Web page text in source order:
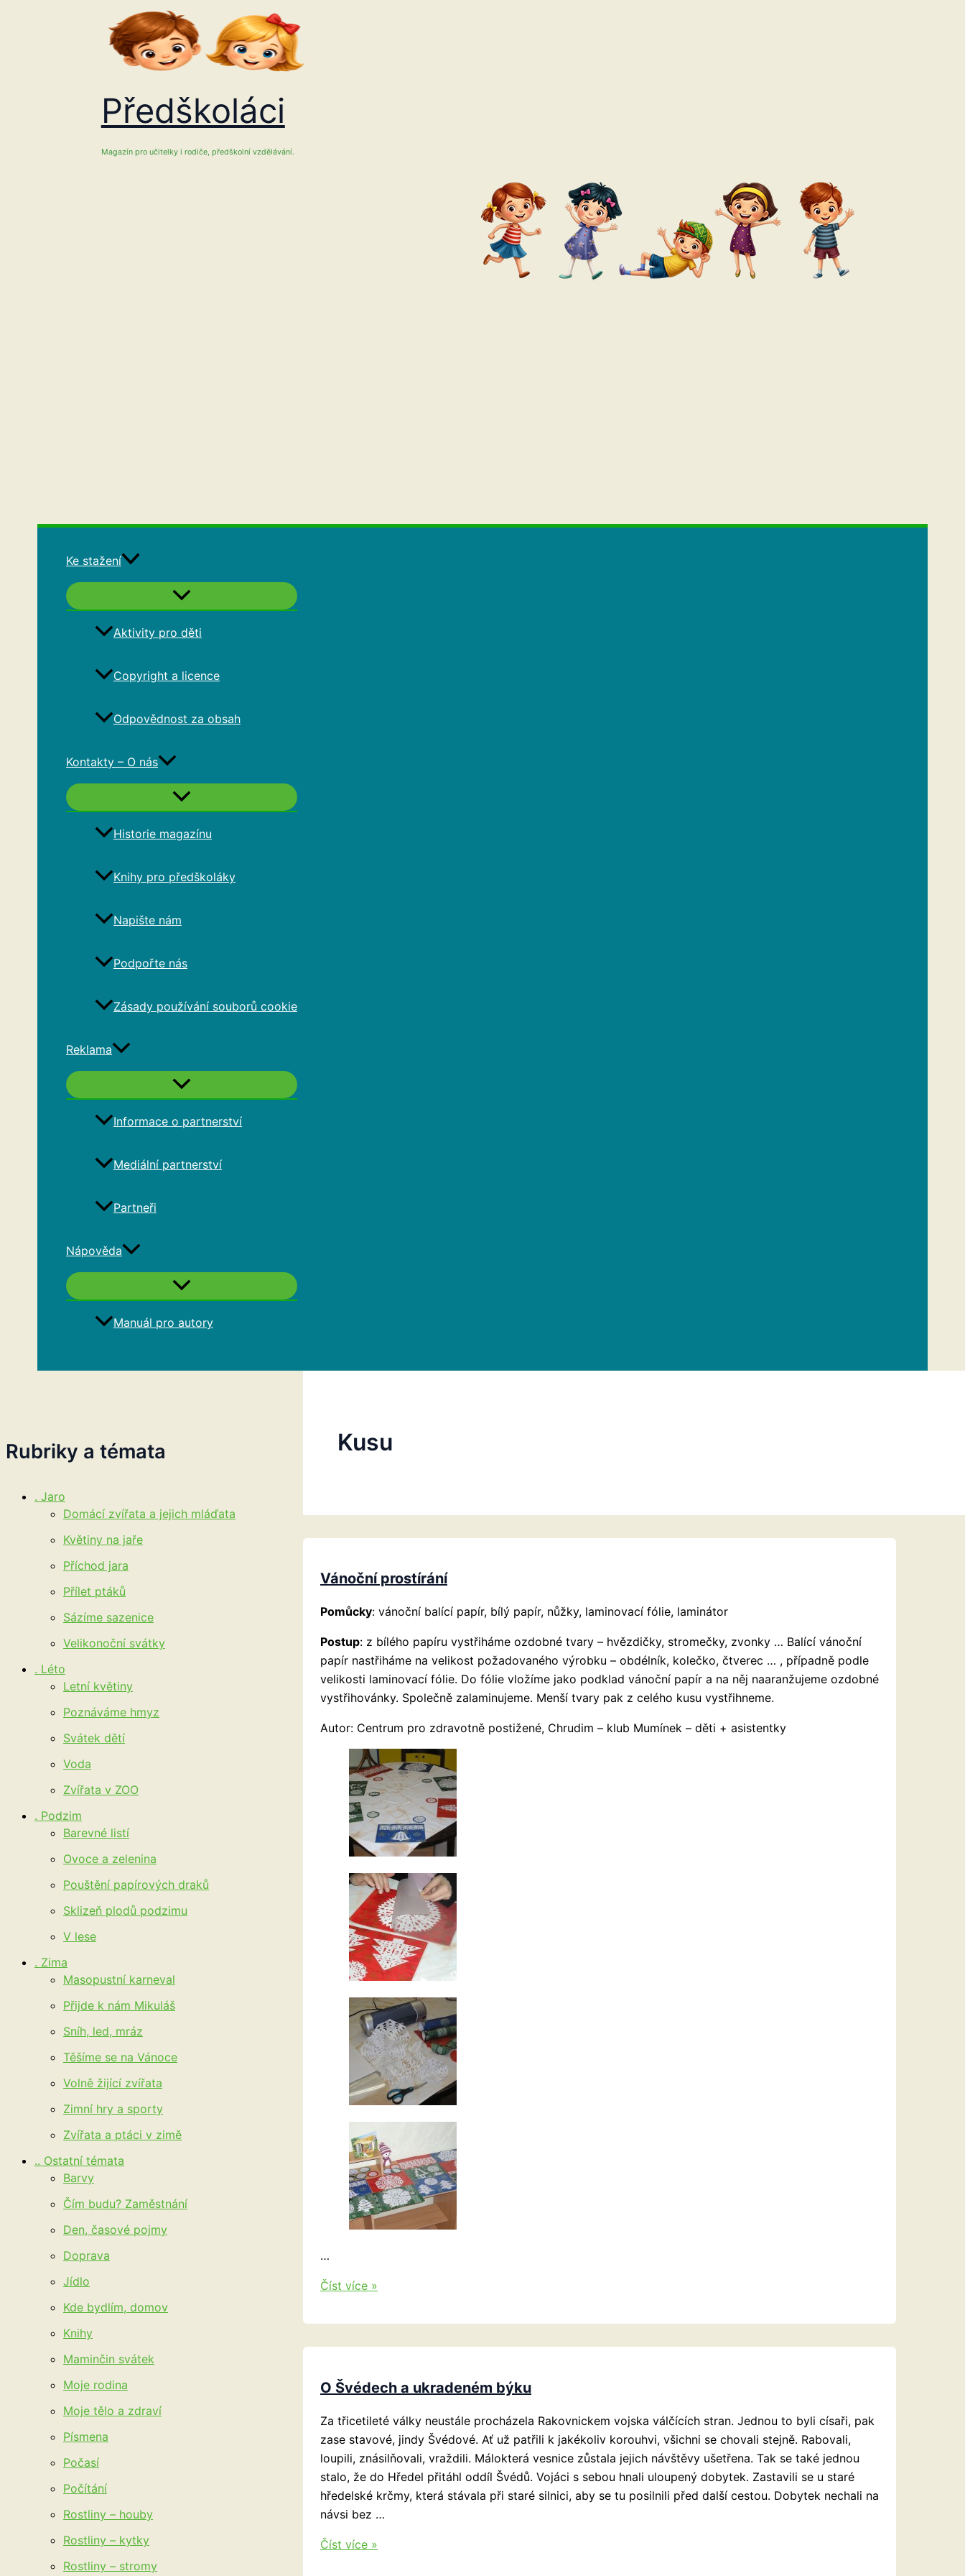
Předškoláci
Magazín pro učitelky i rodiče, předškolní vzdělávání.
Ke stažení
Aktivity pro děti
Copyright a licence
Odpovědnost za obsah
Kontakty – O nás
Historie magazínu
Knihy pro předškoláky
Napište nám
Podpořte nás
Zásady používání souborů cookie
Reklama
Informace o partnerství
Mediální partnerství
Partneři
Nápověda
Manuál pro autory
Rubriky a témata
. Jaro
Domácí zvířata a jejich mláďata
Květiny na jaře
Příchod jara
Přílet ptáků
Sázíme sazenice
Velikonoční svátky
. Léto
Letní květiny
Poznáváme hmyz
Svátek dětí
Voda
Zvířata v ZOO
. Podzim
Barevné listí
Ovoce a zelenina
Pouštění papírových draků
Sklizeň plodů podzimu
V lese
. Zima
Masopustní karneval
Přijde k nám Mikuláš
Sníh, led, mráz
Těšíme se na Vánoce
Volně žijící zvířata
Zimní hry a sporty
Zvířata a ptáci v zimě
.. Ostatní témata
Barvy
Čím budu? Zaměstnání
Den, časové pojmy
Doprava
Jídlo
Kde bydlím, domov
Knihy
Maminčin svátek
Moje rodina
Moje tělo a zdraví
Písmena
Počasí
Počítání
Rostliny – houby
Rostliny – kytky
Rostliny – stromy
Kusu
Vánoční prostírání
Pomůcky: vánoční balící papír, bílý papír, nůžky, laminovací fólie, laminátor
Postup: z bílého papíru vystřiháme ozdobné tvary – hvězdičky, stromečky, zvonky … Balící vánoční
papír nastřiháme na velikost požadovaného výrobku – obdélník, kolečko, čtverec … , případně podle
velikosti laminovací fólie. Do fólie vložíme jako podklad vánoční papír a na něj naaranžujeme ozdobné
vystřihovánky. Společně zalaminujeme. Menší tvary pak z celého kusu vystřihneme.
Autor: Centrum pro zdravotně postižené, Chrudim – klub Mumínek – děti + asistentky
…
Vánoční
Číst více »
O Švédech a ukradeném býku
Za třicetileté války neustále procházela Rakovnickem vojska válčících stran. Jednou to byli císaři, pak
zase stavové, jindy Švédové. Ať už patřili k jakékoliv korouhvi, všichni se chovali stejně. Rabovali,
loupili, znásilňovali, vraždili. Málokterá vesnice zůstala jejich návštěvy ušetřena. Tak se také jednou
stalo, že do Hředel přitáhl oddíl Švédů. Vojáci s sebou hnali uloupený dobytek. Zastavili se u staré
hředelské krčmy, která stávala při staré silnici, aby se tu posilnili před další cestou. Dobytek nechali na
návsi bez …
O
Číst více »